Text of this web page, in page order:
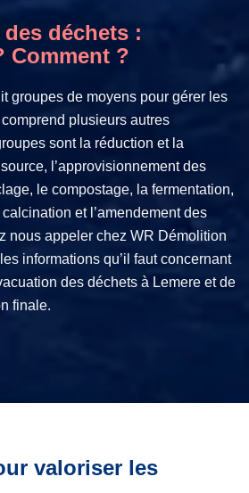
déchets :
Comment ?
groupes de moyens pour gérer les
plusieurs autres
sont la réduction et la
l’approvisionnement des
le compostage, la fermentation,
et l’amendement des
nous appeler chez WR Démolition
informations qu’il faut concernant
des déchets à Lemere et de
finale.
valoriser les